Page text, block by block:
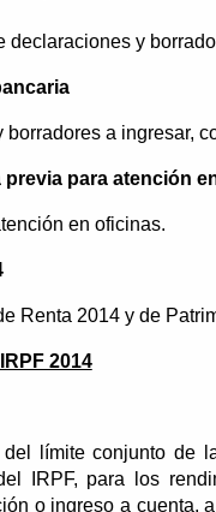
declaraciones y
a ingresar,
previa para atención
en oficinas.
Renta 2014 y de
2014
límite conjunto de
IRPF, para los
o ingreso a cuenta,